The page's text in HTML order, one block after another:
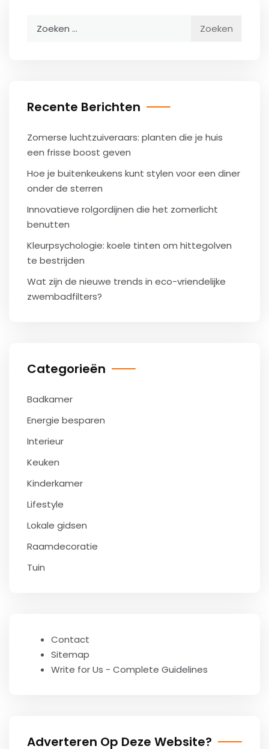
Recente Berichten
Zomerse luchtzuiveraars: planten die je huis
een frisse boost geven
Hoe je buitenkeukens kunt stylen voor een diner
onder de sterren
Innovatieve rolgordijnen die het zomerlicht
benutten
Kleurpsychologie: koele tinten om hittegolven
te bestrijden
Wat zijn de nieuwe trends in eco-vriendelijke
zwembadfilters?
Categorieën
Badkamer
Energie besparen
Interieur
Keuken
Kinderkamer
Lifestyle
Lokale gidsen
Raamdecoratie
Tuin
Contact
Sitemap
Write for Us - Complete Guidelines
Adverteren Op Deze Website?